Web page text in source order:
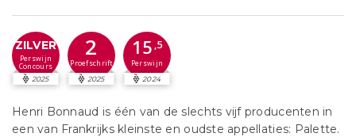
ZILVER
Perswijn
Concours
2025
2
Proefschrift
2025
15 ,5
Perswijn
2024
Henri Bonnaud is één van de slechts vijf producenten in
een van Frankrijks kleinste en oudste appellaties: Palette.